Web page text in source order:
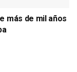
más de mil años